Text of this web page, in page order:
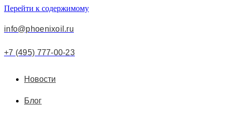
Перейти к содержимому
info@phoenixoil.ru
+7 (495) 777-00-23
Новости
Блог